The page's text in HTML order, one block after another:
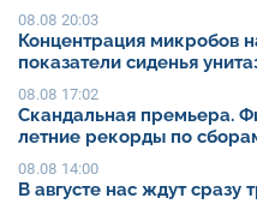
08.08 20:03
Концентрация микробов
показатели сиденья
08.08 17:02
Скандальная премьера.
летние рекорды по
08.08 14:00
В августе нас ждут сразу